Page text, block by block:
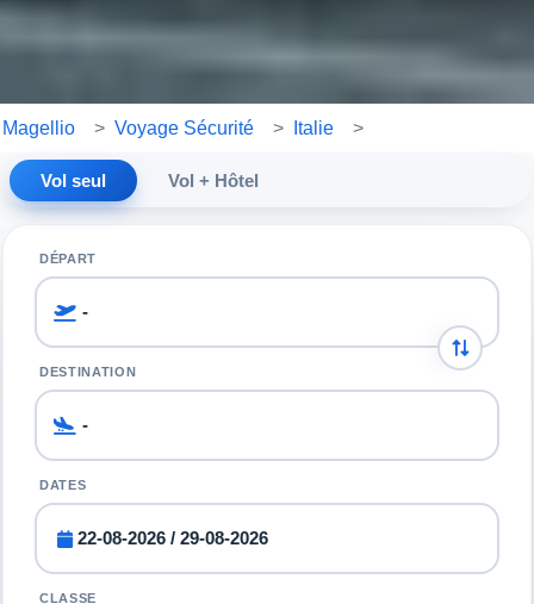
Magellio > Voyage Sécurité > Italie >
Vol seul Vol + Hôtel
DÉPART
DESTINATION
DATES
CLASSE